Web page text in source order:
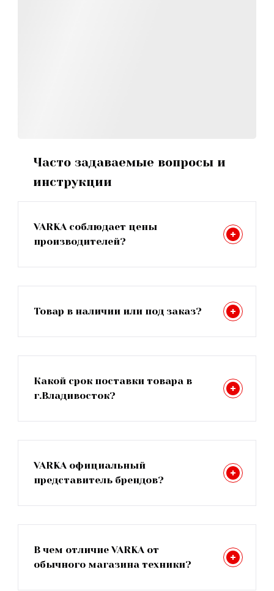
Часто задаваемые вопросы и
инструкции
VARKA соблюдает цены
производителей?
Товар в наличии или под заказ?
Какой срок поставки товара в
г.Владивосток?
VARKA официальный
представитель брендов?
В чем отличие VARKA от
обычного магазина техники?